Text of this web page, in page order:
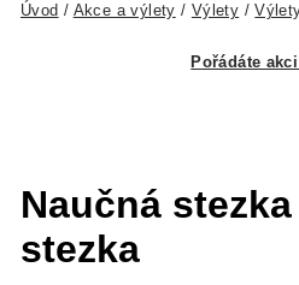
Úvod / Akce a výlety / Výlety /
Pořádáte
Naučná
stezka